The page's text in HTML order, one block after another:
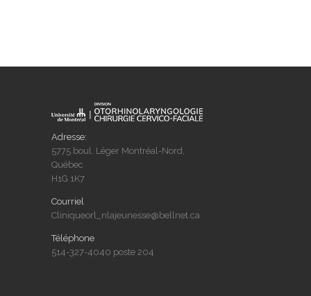
Adresse:
5775 boul. Léger Montréal-Nord,
Québec
H1G 1K7
Courriel
Cliniqueorl_nlajeunesse@bellnet.ca
Téléphone
514-327-4040 poste 204